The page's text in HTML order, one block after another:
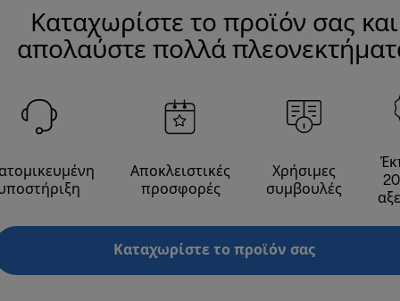
Καταχωρίστε το προϊόν σας και
απολαύστε πολλά
Αποκλειστικές
προσφορές
Χρήσιμες
συμβουλές
Καταχωρίστε το προϊόν σας